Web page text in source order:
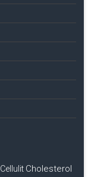
Cellulit Cholesterol